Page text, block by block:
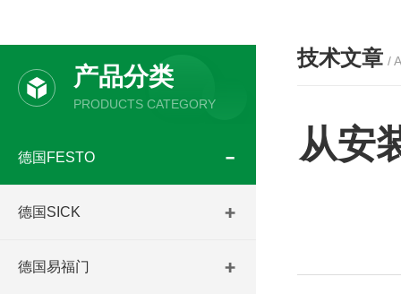
产品分类
PRODUCTS CATEGORY
德国FESTO
德国SICK
德国易福门
技术文章 /
从安